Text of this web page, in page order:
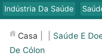
Indústria Da Saúde
Saúde
Casa Saúde E
De Cólon